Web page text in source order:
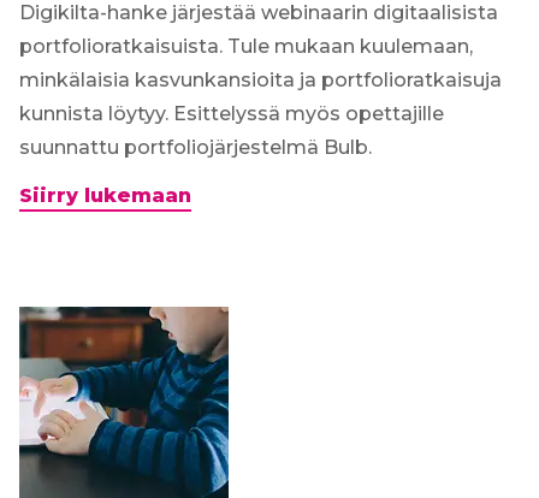
Digikilta-hanke järjestää webinaarin digitaalisista
portfolioratkaisuista. Tule mukaan kuulemaan,
minkälaisia kasvunkansioita ja portfolioratkaisuja
kunnista löytyy. Esittelyssä myös opettajille
suunnattu portfoliojärjestelmä Bulb.
Siirry lukemaan